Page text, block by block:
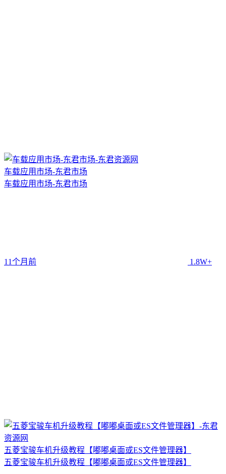
车载应用市场-东君市场
车载应用市场-东君市场
11个月前 1.8W+
五菱宝骏车机升级教程【嘟嘟桌面或ES文件管理器】
五菱宝骏车机升级教程【嘟嘟桌面或ES文件管理器】